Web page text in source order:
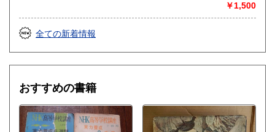
房〈熱力学の方法を、平衡はもとより非線形性や不安定性を
も含むあらゆる現象へ拡張できないであろうか？ ……新し
い「構造」は常に不安定性の結果として出現する。すなわち
それはゆらぎから生じるものである。ふつうはゆらぎが生じ
びつけ、ゆらぎの巨視的理論を包含する一般化された熱力学
を作り上げなくてはならない。〉散逸構造の理論で、1977
年、ノーベル化学賞を受賞したプリゴジンの、グランスドル
フとの共著による初期の著作。開放系に現れる構造の問題
を、非平衡熱力学の立場から、物理学、化学、生物学につい
￥1,500
全ての新着情報
おすすめの書籍